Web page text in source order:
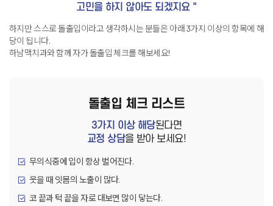
고민을 하지 않아도 되겠지요 "
하지만 스스로 돌출입이라고 생각하시는 분들은 아래 3가지 이상의 항목에 해
당이 됩니다.
하남맥치과와 함께 자가 돌출입 체크를 해보세요!
돌출입 체크 리스트
3가지 이상 해당된다면
교정 상담을 받아 보세요!
무의식중에 입이 항상 벌어진다.
웃을 때 잇몸의 노출이 많다.
코 끝과 턱 끝을 자로 대보면 많이 닿는다.